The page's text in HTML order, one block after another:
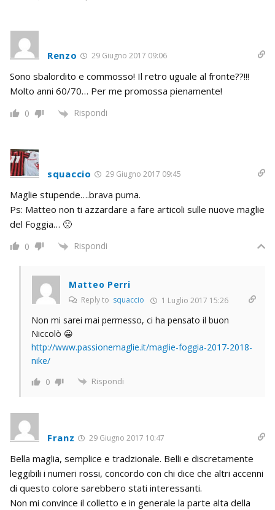
Renzo 29 Giugno 2017 09:06
Sono sbalordito e commosso! Il retro uguale al fronte??!!!
Molto anni 60/70… Per me promossa pienamente!
0 Rispondi
squaccio 29 Giugno 2017 09:45
Maglie stupende….brava puma.
Ps: Matteo non ti azzardare a fare articoli sulle nuove maglie
del Foggia… 🙁
0 Rispondi
Matteo Perri
Reply to squaccio 1 Luglio 2017 15:26
Non mi sarei mai permesso, ci ha pensato il buon
Niccolò 😀
http://www.passionemaglie.it/maglie-foggia-2017-2018-
nike/
0 Rispondi
Franz 29 Giugno 2017 10:47
Bella maglia, semplice e tradzionale. Belli e discretamente
leggibili i numeri rossi, concordo con chi dice che altri accenni
di questo colore sarebbero stati interessanti.
Non mi convince il colletto e in generale la parte alta della